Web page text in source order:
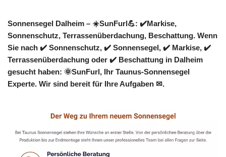
Sonnensegel Dalheim – ☀️SunFurl💪: ✔️Markise,
Sonnenschutz, Terrassenüberdachung, Beschattung. Wenn
Sie nach ✔️ Sonnenschutz, ✔️ Sonnensegel, ✔️ Markise, ✔️
Terrassenüberdachung oder ✔️ Beschattung in Dalheim
gesucht haben: 🌞SunFurl, Ihr Taunus-Sonnensegel
Experte. Wir sind bereit für Ihre Aufgaben ✉.